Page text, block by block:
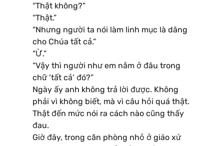
“Thật không?”
“Thật.”
“Nhưng người ta nói làm linh mục là dâng
cho Chúa tất cả.”
“Ừ.”
“Vậy thì người như em nằm ở đâu trong
chữ ‘tất cả’ đó?”
Ngày ấy anh không trả lời được. Không
phải vì không biết, mà vì câu hỏi quá thật.
Thật đến mức nói ra cách nào cũng thấy
đau.
Giờ đây, trong căn phòng nhỏ ở giáo xứ